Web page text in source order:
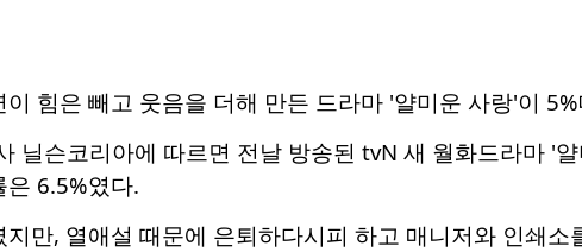
힘은 빼고 웃음을 더해 만든 드라마 '얄미운 사랑'이
닐슨코리아에 따르면 전날 방송된 tvN 새 월화드라마 '
6.5%였다.
만, 열애설 때문에 은퇴하다시피 하고 매니저와 인쇄